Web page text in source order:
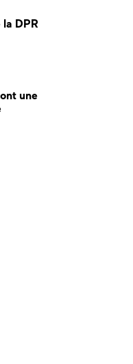
DPR
une